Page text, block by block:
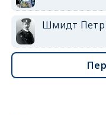
Шмидт Петр